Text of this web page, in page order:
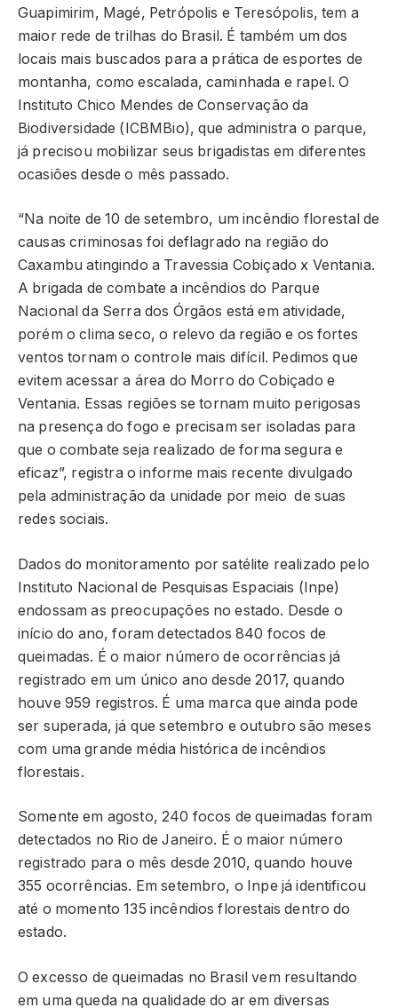
Guapimirim, Magé, Petrópolis e Teresópolis, tem a
maior rede de trilhas do Brasil. É também um dos
locais mais buscados para a prática de esportes de
montanha, como escalada, caminhada e rapel. O
Instituto Chico Mendes de Conservação da
Biodiversidade (ICBMBio), que administra o parque,
já precisou mobilizar seus brigadistas em diferentes
ocasiões desde o mês passado.
“Na noite de 10 de setembro, um incêndio florestal de
causas criminosas foi deflagrado na região do
Caxambu atingindo a Travessia Cobiçado x Ventania.
A brigada de combate a incêndios do Parque
Nacional da Serra dos Órgãos está em atividade,
porém o clima seco, o relevo da região e os fortes
ventos tornam o controle mais difícil. Pedimos que
evitem acessar a área do Morro do Cobiçado e
Ventania. Essas regiões se tornam muito perigosas
na presença do fogo e precisam ser isoladas para
que o combate seja realizado de forma segura e
eficaz”, registra o informe mais recente divulgado
pela administração da unidade por meio de suas
redes sociais.
Dados do monitoramento por satélite realizado pelo
Instituto Nacional de Pesquisas Espaciais (Inpe)
endossam as preocupações no estado. Desde o
início do ano, foram detectados 840 focos de
queimadas. É o maior número de ocorrências já
registrado em um único ano desde 2017, quando
houve 959 registros. É uma marca que ainda pode
ser superada, já que setembro e outubro são meses
com uma grande média histórica de incêndios
florestais.
Somente em agosto, 240 focos de queimadas foram
detectados no Rio de Janeiro. É o maior número
registrado para o mês desde 2010, quando houve
355 ocorrências. Em setembro, o Inpe já identificou
até o momento 135 incêndios florestais dentro do
estado.
O excesso de queimadas no Brasil vem resultando
em uma queda na qualidade do ar em diversas